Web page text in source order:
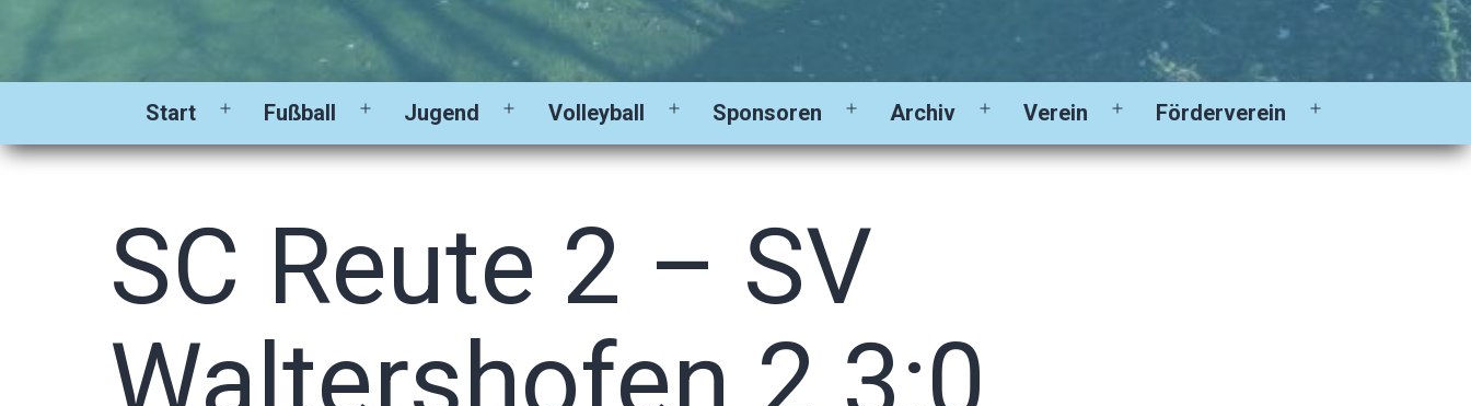
Start
Menü
öffnen
Fußball
Menü
öffnen
Jugend
Menü
öffnen
Volleyball
Menü
öffnen
Sponsoren
Menü
öffnen
Archiv
Menü
öffnen
Verein
Menü
öffnen
Förderverein
öffnen
SC Reute 2 – SV
Waltershofen 2 3:0